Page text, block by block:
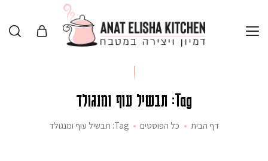
Tag: תבשיל עוף ומנגולד
דף הבית כל הפוסטים Tag: תבשיל עוף ומנגולד